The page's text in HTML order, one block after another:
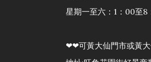
星期一至六：1：00至8
❤❤可黃大仙門市或黃